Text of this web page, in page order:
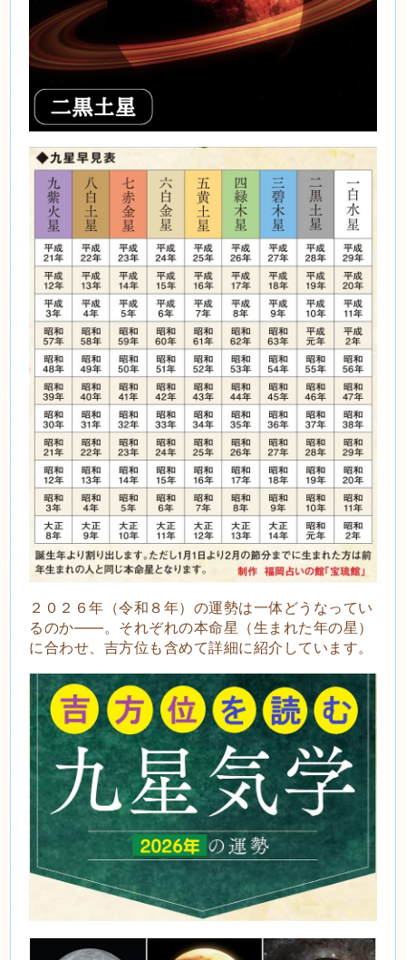
２０２６年（令和８年）の運勢は一体どうなってい
るのか――。それぞれの本命星（生まれた年の星）
に合わせ、吉方位も含めて詳細に紹介しています。